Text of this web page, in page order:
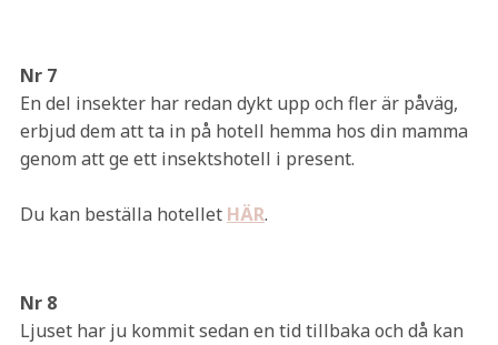
Nr 7
En del insekter har redan dykt upp och fler är påväg,
erbjud dem att ta in på hotell hemma hos din mamma
genom att ge ett insektshotell i present.
Du kan beställa hotellet HÄR.
Nr 8
Ljuset har ju kommit sedan en tid tillbaka och då kan